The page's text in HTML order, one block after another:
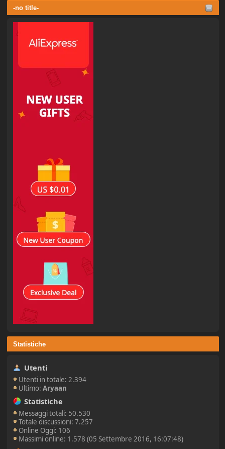
-no title-
Statistiche
Utenti
Utenti in totale: 2.394
Ultimo:Aryaan
Statistiche
Messaggi totali: 50.530
Totale discussioni: 7.257
Online Oggi: 106
Massimi online: 1.578 (05 Settembre 2016, 16:07:48)